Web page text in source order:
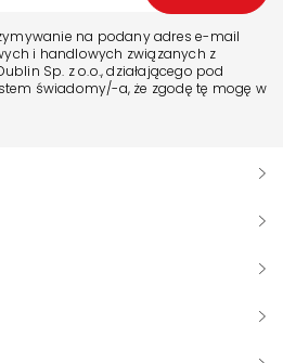
na podany adres e-mail
i handlowych związanych z
Sp. z o.o., działającego pod
świadomy/-a, że zgodę tę mogę w